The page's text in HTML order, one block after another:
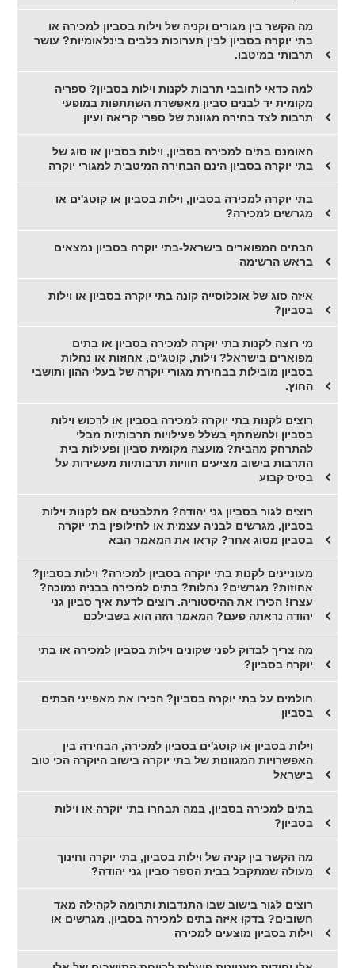
מה הקשר בין מגורים וקניה של וילות בסביון למכירה או
בתי יוקרה בסביון לבין תערוכות כלבים בינלאומיות? עושר
תרבותי במיטבו.
למה כדאי לחובבי תרבות לקנות וילות בסביון? ספריה
מקומית יד לבנים סביון מאפשרת השתתפות במופעי
תרבות לצד בחירה מגוונת של ספרי קריאה ועיון
האומנם בתים למכירה בסביון, וילות בסביון או סוג של
בתי יוקרה בסביון הינם הבחירה המיטבית למגורי יוקרה
בתי יוקרה למכירה בסביון, וילות בסביון או קוטג'ים או
מגרשים למכירה?
הבתים המפוארים בישראל-בתי יוקרה בסביון נמצאים
בראש הרשימה
איזה סוג של אוכלוסייה קונה בתי יוקרה בסביון או וילות
בסביון?
מי רוצה לקנות בתי יוקרה למכירה בסביון או בתים
מפוארים בישראל? וילות, קוטג'ים, אחוזות או נחלות
בסביון מובילות בבחירת מגורי יוקרה של בעלי ההון ותושבי
החוץ.
רוצים לקנות בתי יוקרה למכירה בסביון או לרכוש וילות
בסביון ולהשתתף בשלל פעילויות תרבותיות מבלי
להתרחק מהבית? מועצה מקומית סביון ופעילות בית
התרבות בישוב מציעים חוויות תרבותיות מעשירות על
בסיס קבוע
רוצים לגור בסביון גני יהודה? מתלבטים אם לקנות וילות
בסביון, מגרשים לבניה עצמית או לחילופין בתי יוקרה
בסביון מסוג אחר? קראו את המאמר הבא
מעוניינים לקנות בתי יוקרה בסביון למכירה? וילות בסביון?
אחוזות? מגרשים? נחלות? בתים למכירה בבניה נמוכה?
עצרו! הכירו את ההיסטוריה. רוצים לדעת איך סביון גני
יהודה נראתה פעם? המאמר הזה הוא בשבילכם
מה צריך לבדוק לפני שקונים וילות בסביון למכירה או בתי
יוקרה בסביון?
חולמים על בתי יוקרה בסביון? הכירו את מאפייני הבתים
בסביון
וילות בסביון או קוטג'ים בסביון למכירה, הבחירה בין
האפשרויות המגוונות של בתי יוקרה בישוב היוקרה הכי טוב
בישראל
בתים למכירה בסביון, במה תבחרו בתי יוקרה או וילות
בסביון?
מה הקשר בין קניה של וילות בסביון, בתי יוקרה וחינוך
מעולה שמתקבל בבית הספר סביון גני יהודה?
רוצים לגור בישוב שבו התנדבות ותרומה לקהילה מאד
חשובים? בדקו איזה בתים למכירה בסביון, מגרשים או
וילות בסביון מוצעים למכירה